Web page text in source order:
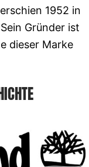
1952 in
Gründer ist
dieser Marke